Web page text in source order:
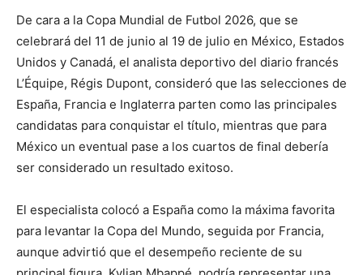
De cara a la Copa Mundial de Futbol 2026, que se
celebrará del 11 de junio al 19 de julio en México, Estados
Unidos y Canadá, el analista deportivo del diario francés
L’Équipe, Régis Dupont, consideró que las selecciones de
España, Francia e Inglaterra parten como las principales
candidatas para conquistar el título, mientras que para
México un eventual pase a los cuartos de final debería
ser considerado un resultado exitoso.
El especialista colocó a España como la máxima favorita
para levantar la Copa del Mundo, seguida por Francia,
aunque advirtió que el desempeño reciente de su